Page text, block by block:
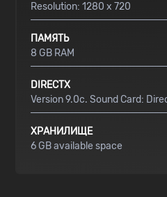
Resolution: 1280 x 720
ПАМЯТЬ
8 GB RAM
DIRECTX
Version 9.0c. Sound Card:
ХРАНИЛИЩЕ
6 GB available space